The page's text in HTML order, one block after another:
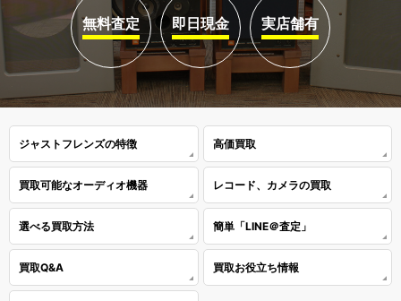
無料査定 即日現金 実店舗有
ジャストフレンズの特徴 高価買取
買取可能なオーディオ機器 レコード、カメラの買取
選べる買取方法 簡単「LINE＠査定」
買取Q&A 買取お役立ち情報